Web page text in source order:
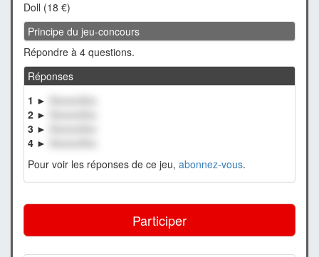
Doll (18 €)
Principe du jeu-concours
Répondre à 4 questions.
Réponses
1 ►
XxxxxxXxx
2 ►
3 ►
4 ►
Pour voir les réponses de ce jeu, abonnez-vous.
Participer